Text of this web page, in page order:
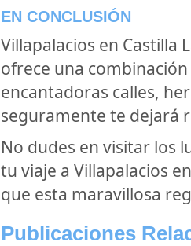
EN CONCLUSIÓN
Villapalacios en Castilla
ofrece una
encantadoras calles,
seguramente te dejará
No dudes en visitar los
tu viaje a Villapalacios
que esta maravillosa
Publicaciones